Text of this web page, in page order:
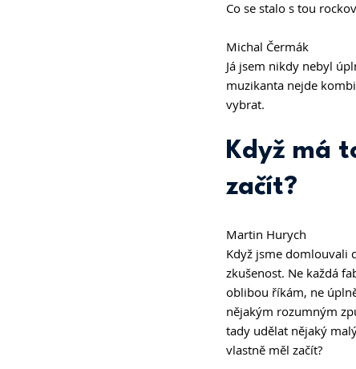
Co se stalo s tou
Michal Čermák
Já jsem nikdy nebyl
muzikanta nejde
vybrat.
Když má
začít?
Martin Hurych
Když jsme domlouvali
zkušenost. Ne každá
oblibou říkám, ne
nějakým rozumným
tady udělat nějaký
vlastně měl začít?